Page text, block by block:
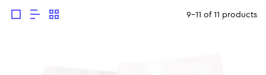
9-11 of 11 products